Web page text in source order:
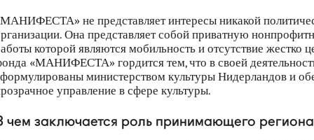
не представляет интересы никакой
Она представляет собой приватную
которой являются мобильность и отсутствие жестко
«МАНИФЕСТА» гордится тем, что в своей
министерством культуры Нидерландов и
управление в сфере культуры.
чем заключается роль принимающего